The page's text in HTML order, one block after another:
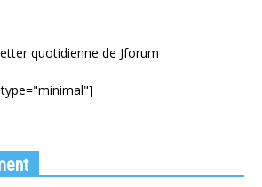
quotidienne de Jforum